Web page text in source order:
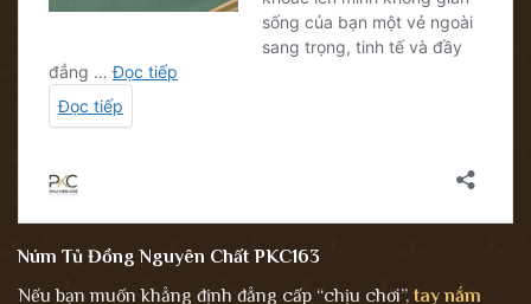
Núm Tủ Đồng Nguyên Chất PKC163
Nếu bạn muốn khẳng định đẳng cấp “chịu chơi”, tay nắm